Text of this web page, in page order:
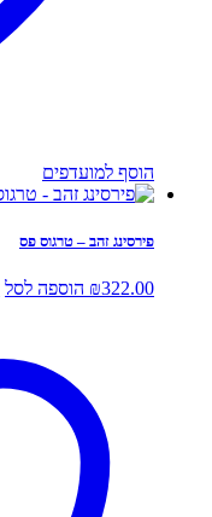
הוסף למועדפים
פירסינג זהב – טרגוס פס
₪322.00 הוספה לסל